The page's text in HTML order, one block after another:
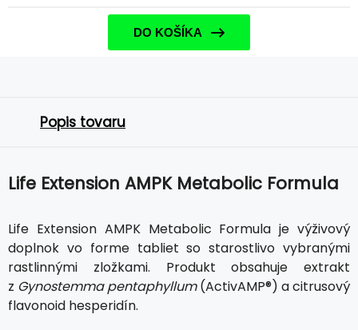
DO KOŠÍKA
Popis tovaru
Life Extension AMPK Metabolic Formula
Life Extension AMPK Metabolic Formula je výživový
doplnok vo forme tabliet so starostlivo vybranými
rastlinnými zložkami. Produkt obsahuje extrakt
z Gynostemma pentaphyllum(ActivAMP®) a citrusový
flavonoid hesperidín.